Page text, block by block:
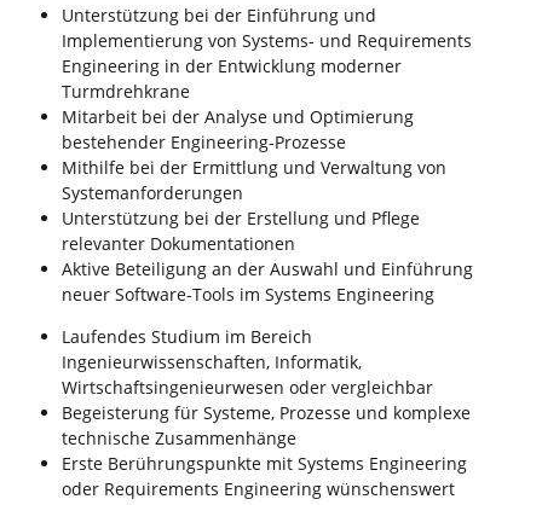
Unterstützung bei der Einführung und
Implementierung von Systems- und Requirements
Engineering in der Entwicklung moderner
Turmdrehkrane
Mitarbeit bei der Analyse und Optimierung
bestehender Engineering-Prozesse
Mithilfe bei der Ermittlung und Verwaltung von
Systemanforderungen
Unterstützung bei der Erstellung und Pflege
relevanter Dokumentationen
Aktive Beteiligung an der Auswahl und Einführung
neuer Software-Tools im Systems Engineering
Laufendes Studium im Bereich
Ingenieurwissenschaften, Informatik,
Wirtschaftsingenieurwesen oder vergleichbar
Begeisterung für Systeme, Prozesse und komplexe
technische Zusammenhänge
Erste Berührungspunkte mit Systems Engineering
oder Requirements Engineering wünschenswert